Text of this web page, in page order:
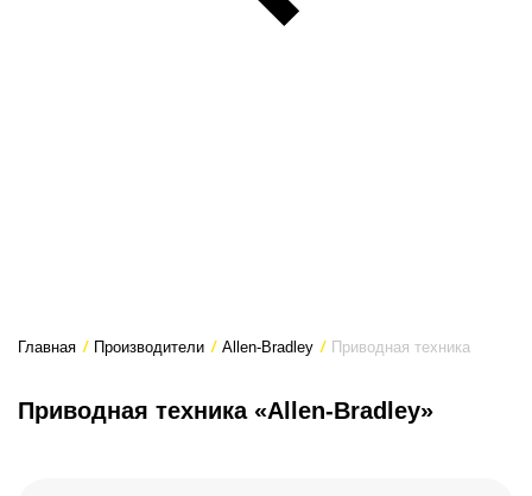
Главная / Производители / Allen-Bradley / Приводная техника
Приводная техника «Allen-Bradley»